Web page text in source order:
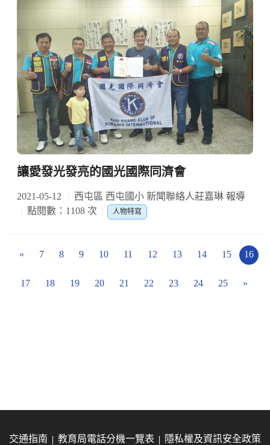
讓愛發光發亮的國光國際同濟會
2021-05-12
西屯區 西屯國小 新聞聯絡人莊嘉琳 報導
點閱數：1108 次
人物特寫
« 7 8 9 10 11 12 13 14 15 16
17 18 19 20 21 22 23 24 25 »
交通指南 教育局電話分機一覽表 隱私權及資訊安全政策